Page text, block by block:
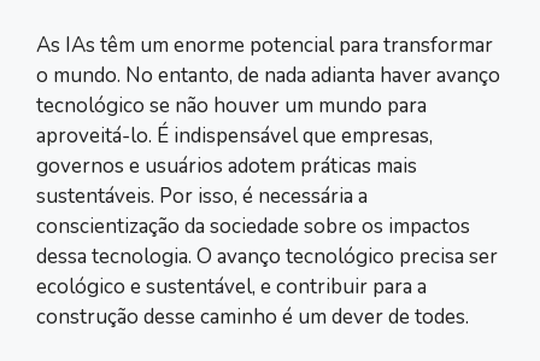
As IAs têm um enorme potencial para transformar
o mundo. No entanto, de nada adianta haver avanço
tecnológico se não houver um mundo para
aproveitá-lo. É indispensável que empresas,
governos e usuários adotem práticas mais
sustentáveis. Por isso, é necessária a
conscientização da sociedade sobre os impactos
dessa tecnologia. O avanço tecnológico precisa ser
ecológico e sustentável, e contribuir para a
construção desse caminho é um dever de todes.